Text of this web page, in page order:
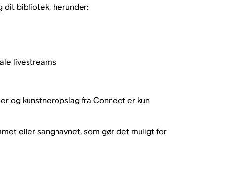
dit bibliotek, herunder:
livestreams
og kunstneropslag fra Connect er kun
eller sangnavnet, som gør det muligt for